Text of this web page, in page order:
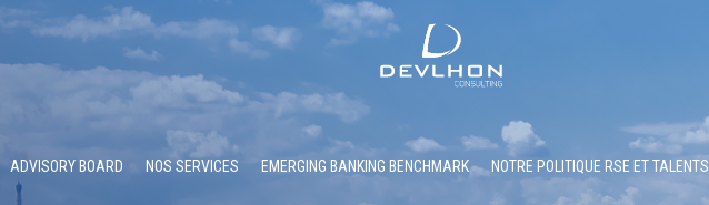
ADVISORY BOARD NOS SERVICES EMERGING BANKING BENCHMARK NOTRE POLITIQUE RSE ET TALENTS